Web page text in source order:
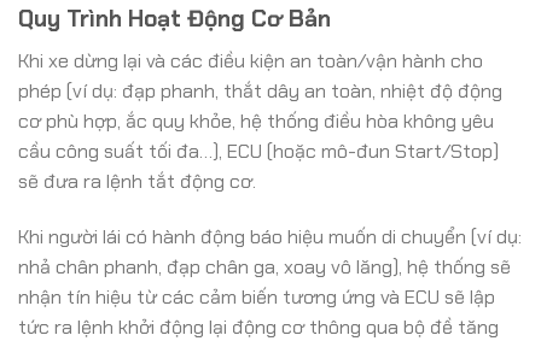
Quy Trình Hoạt Động Cơ Bản
Khi xe dừng lại và các điều kiện an toàn/vận hành cho
phép (ví dụ: đạp phanh, thắt dây an toàn, nhiệt độ động
cơ phù hợp, ắc quy khỏe, hệ thống điều hòa không yêu
cầu công suất tối đa…), ECU (hoặc mô-đun Start/Stop)
sẽ đưa ra lệnh tắt động cơ.
Khi người lái có hành động báo hiệu muốn di chuyển (ví dụ:
nhả chân phanh, đạp chân ga, xoay vô lăng), hệ thống sẽ
nhận tín hiệu từ các cảm biến tương ứng và ECU sẽ lập
tức ra lệnh khởi động lại động cơ thông qua bộ đề tăng